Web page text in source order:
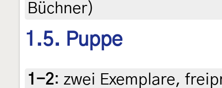
Büchner)
1.5. Puppe
1-2: zwei Exemplare,